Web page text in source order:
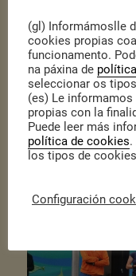
(gl) Informámoslle
cookies propias
funcionamento.
na páxina de
seleccionar os
(es) Le
propias con la
Puede leer más
política de cookies.
los tipos de
Configuración